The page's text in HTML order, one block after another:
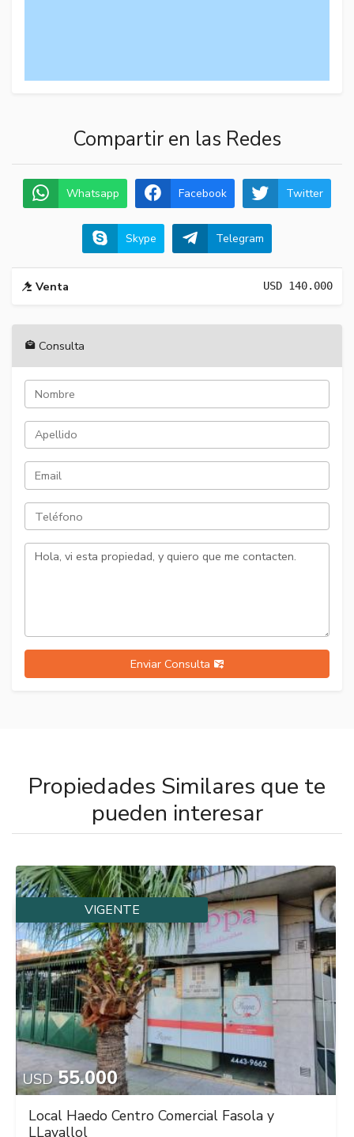
Compartir en las Redes
Whatsapp Facebook Twitter
Skype Telegram
Venta USD 140.000
Consulta
Enviar Consulta
Propiedades Similares que te
pueden interesar
VIGENTE
USD 55.000
Local Haedo Centro Comercial Fasola y
LLavallol